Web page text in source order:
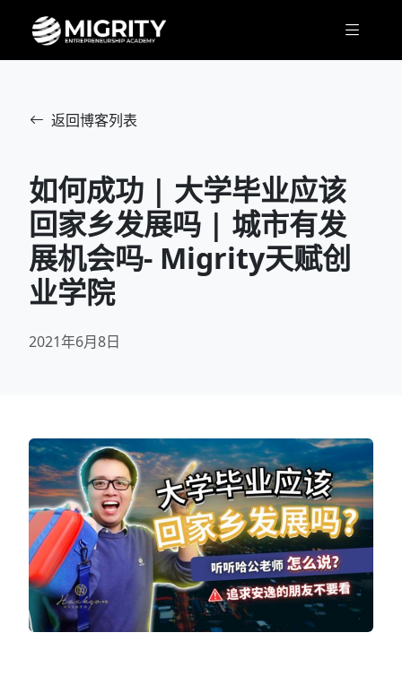
返回博客列表
如何成功 | 大学毕业应该
回家乡发展吗 | 城市有发
展机会吗- Migrity天赋创
业学院
2021年6月8日